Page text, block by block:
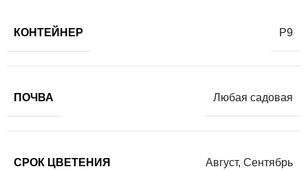
КОНТЕЙНЕР Р9
ПОЧВА Любая садовая
СРОК ЦВЕТЕНИЯ Август, Сентябрь